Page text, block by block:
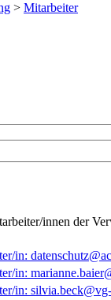
> Mitarbeiter
innen der